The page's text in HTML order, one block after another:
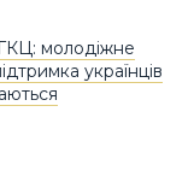
молодіжне
українців